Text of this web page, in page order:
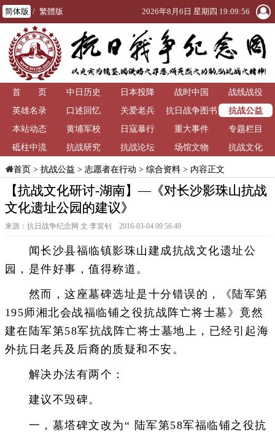
简体版 / 繁體版 2026年8月6日 星期四 19:09:56
首 页 中日历史 日本投降 战时中国
战线战役
英雄名录
口述回忆 关爱老兵
抗日战争图书
馆
抗战公益
本站动态
黄埔军校 日寇暴行 重大事件
专题栏目
砥柱中流
抗战研究 抗战论坛 场馆文物 抗战文化
首页> 抗战公益 > 志愿者在行动 > 综合资料> 内容正文
【抗战文化研讨-湖南】—《对长沙影珠山抗战
文化遗址公园的建议》
来源：抗日战争纪念网 文 李宣钊 2016-03-04 09:56:49
闻长沙县福临镇影珠山建成抗战文化遗址公
园，是件好事，值得称道。
然而，这座墓碑选址是十分错误的，《陆军第
195师湘北会战福临铺之役抗战阵亡将士墓》竟然
建在陆军第58军抗战阵亡将士墓地上，已经引起海
外抗日老兵及后裔的质疑和不安。
解决办法有两个：
建议不毁碑。
一，墓塔碑文改为“ 陆军第58军福临铺之役抗